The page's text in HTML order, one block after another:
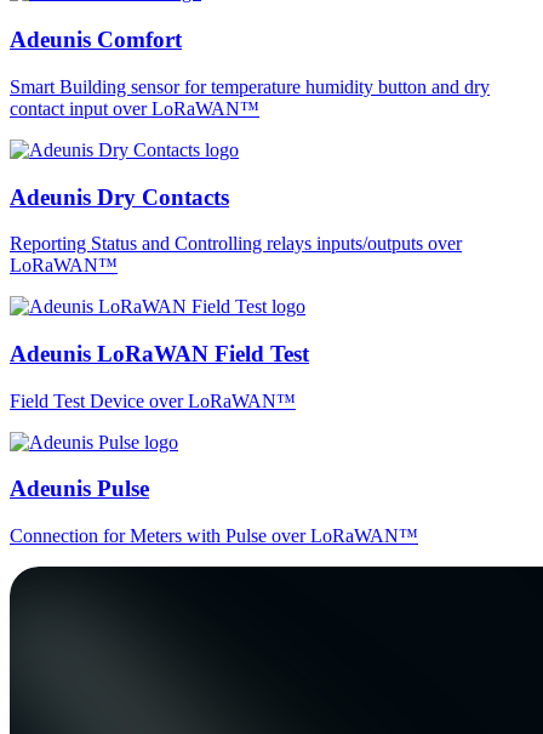
Adeunis Comfort
Smart Building sensor for temperature humidity button and dry
contact input over LoRaWAN™
Adeunis Dry Contacts
Reporting Status and Controlling relays inputs/outputs over
LoRaWAN™
Adeunis LoRaWAN Field Test
Field Test Device over LoRaWAN™
Adeunis Pulse
Connection for Meters with Pulse over LoRaWAN™